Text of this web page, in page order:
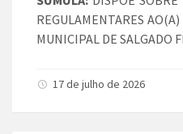
REGULAMENTARES
MUNICIPAL DE SALGADO
17 de julho de 2026